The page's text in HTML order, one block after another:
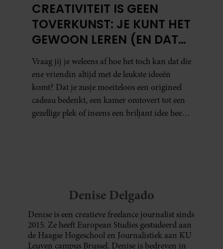
CREATIVITEIT IS GEEN
TOVERKUNST: JE KUNT HET
GEWOON LEREN (EN DAT
DOE JE ZO)
Vraag jij je weleens af hoe het toch kan dat die
ene vriendin altijd met de leukste ideeën
komt? Dat je zusje moeiteloos een origineel
cadeau bedenkt, een kamer omtovert tot een
gezellige plek of ineens een briljant idee heeft
Denise Delgado
Denise is een creatieve freelance journalist sinds
2015. Ze heeft European Studies gestudeerd aan
de Haagse Hogeschool en Journalistiek aan KU
Leuven campus Brussel. Denise is bedreven in